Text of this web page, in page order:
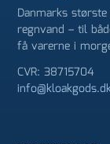
Danmarks
regnvand – til
få varerne i
CVR: 38715704